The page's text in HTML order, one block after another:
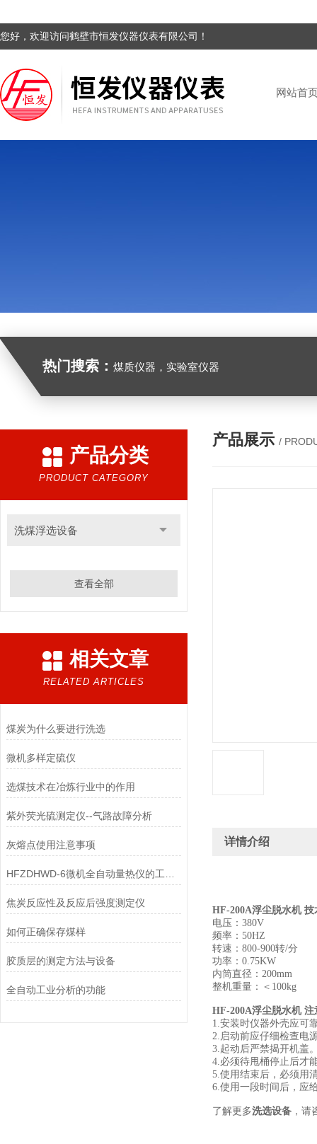
您好，欢迎访问鹤壁市恒发仪器仪表有限公司！
网站首
热门搜索： 煤质仪器，实验室仪器
产品分类
PRODUCT CATEGORY
洗煤浮选设备
查看全部
相关文章
RELATED ARTICLES
煤炭为什么要进行洗选
微机多样定硫仪
选煤技术在冶炼行业中的作用
紫外荧光硫测定仪--气路故障分析
灰熔点使用注意事项
焦炭反应性及反应后强度测定仪
如何正确保存煤样
胶质层的测定方法与设备
全自动工业分析的功能
产品展示 /
详情介绍
HF-200A浮尘脱水机 技
电压：380V
频率：50HZ
转速：800-900转/分
功率：0.75KW
内筒直径：200mm
整机重量：＜100kg
HF-200A浮尘脱水机 注
1.安装时仪器外壳应可
2.启动前应仔细检查电
3.起动后严禁揭开机盖
4.必须待甩桶停止后才
5.使用结束后，必须用
6.使用一段时间后，应
了解更多洗选设备 ，请